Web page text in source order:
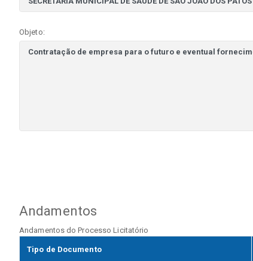
Objeto:
Andamentos
Andamentos do Processo Licitatório
Tipo de Documento